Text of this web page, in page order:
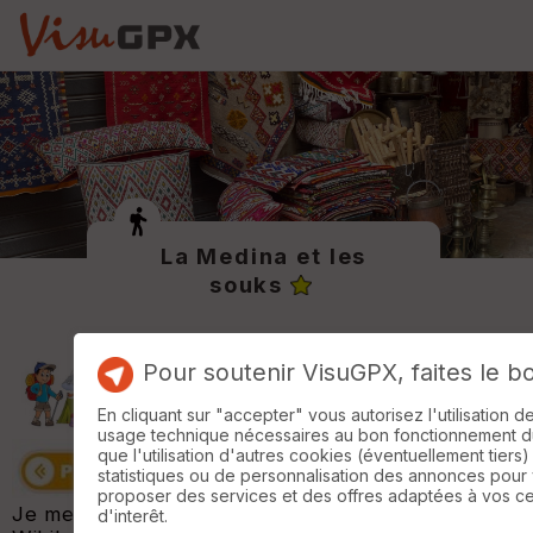
La Medina et les
souks
Je me suis inspiré d'une trace trouvée sur :
Pour soutenir VisuGPX, faites le
En cliquant sur "accepter" vous autorisez l'utilisation
usage technique nécessaires au bon fonctionnement
que l'utilisation d'autres cookies (éventuellement
statistiques ou de personnalisation des annonces pour
proposer des services et des offres adaptées à vos
d'interêt.